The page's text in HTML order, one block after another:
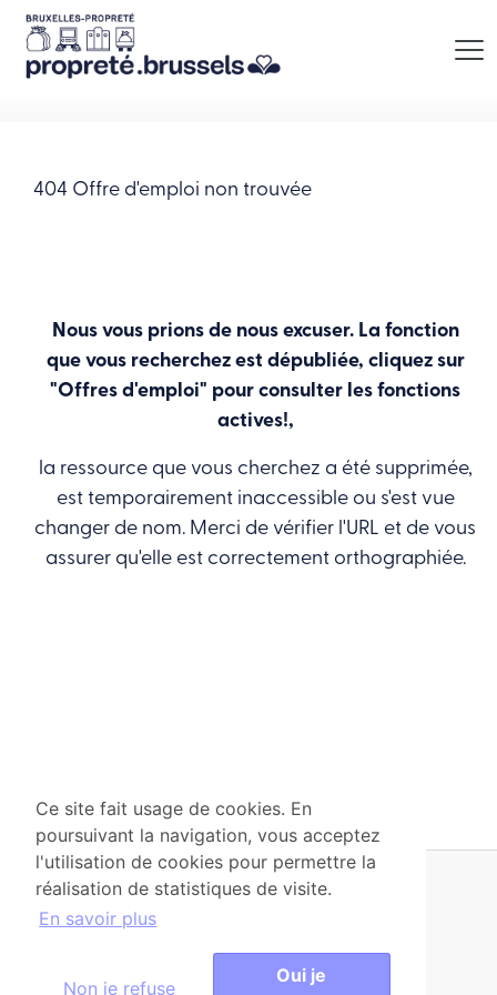
Ce site fait usage de cookies. En
poursuivant la navigation, vous acceptez
l'utilisation de cookies pour permettre la
réalisation de statistiques de visite.
En savoir plus
Non je refuse
Oui je
Aller au contenu
404 Offre d'emploi non trouvée
Nous vous prions de nous excuser. La fonction
que vous recherchez est dépubliée, cliquez sur
"Offres d'emploi" pour consulter les fonctions
actives!,
la ressource que vous cherchez a été supprimée,
est temporairement inaccessible ou s'est vue
changer de nom. Merci de vérifier l'URL et de vous
assurer qu'elle est correctement orthographiée.
© ARP-GAN Bruxelles-Propreté 2026